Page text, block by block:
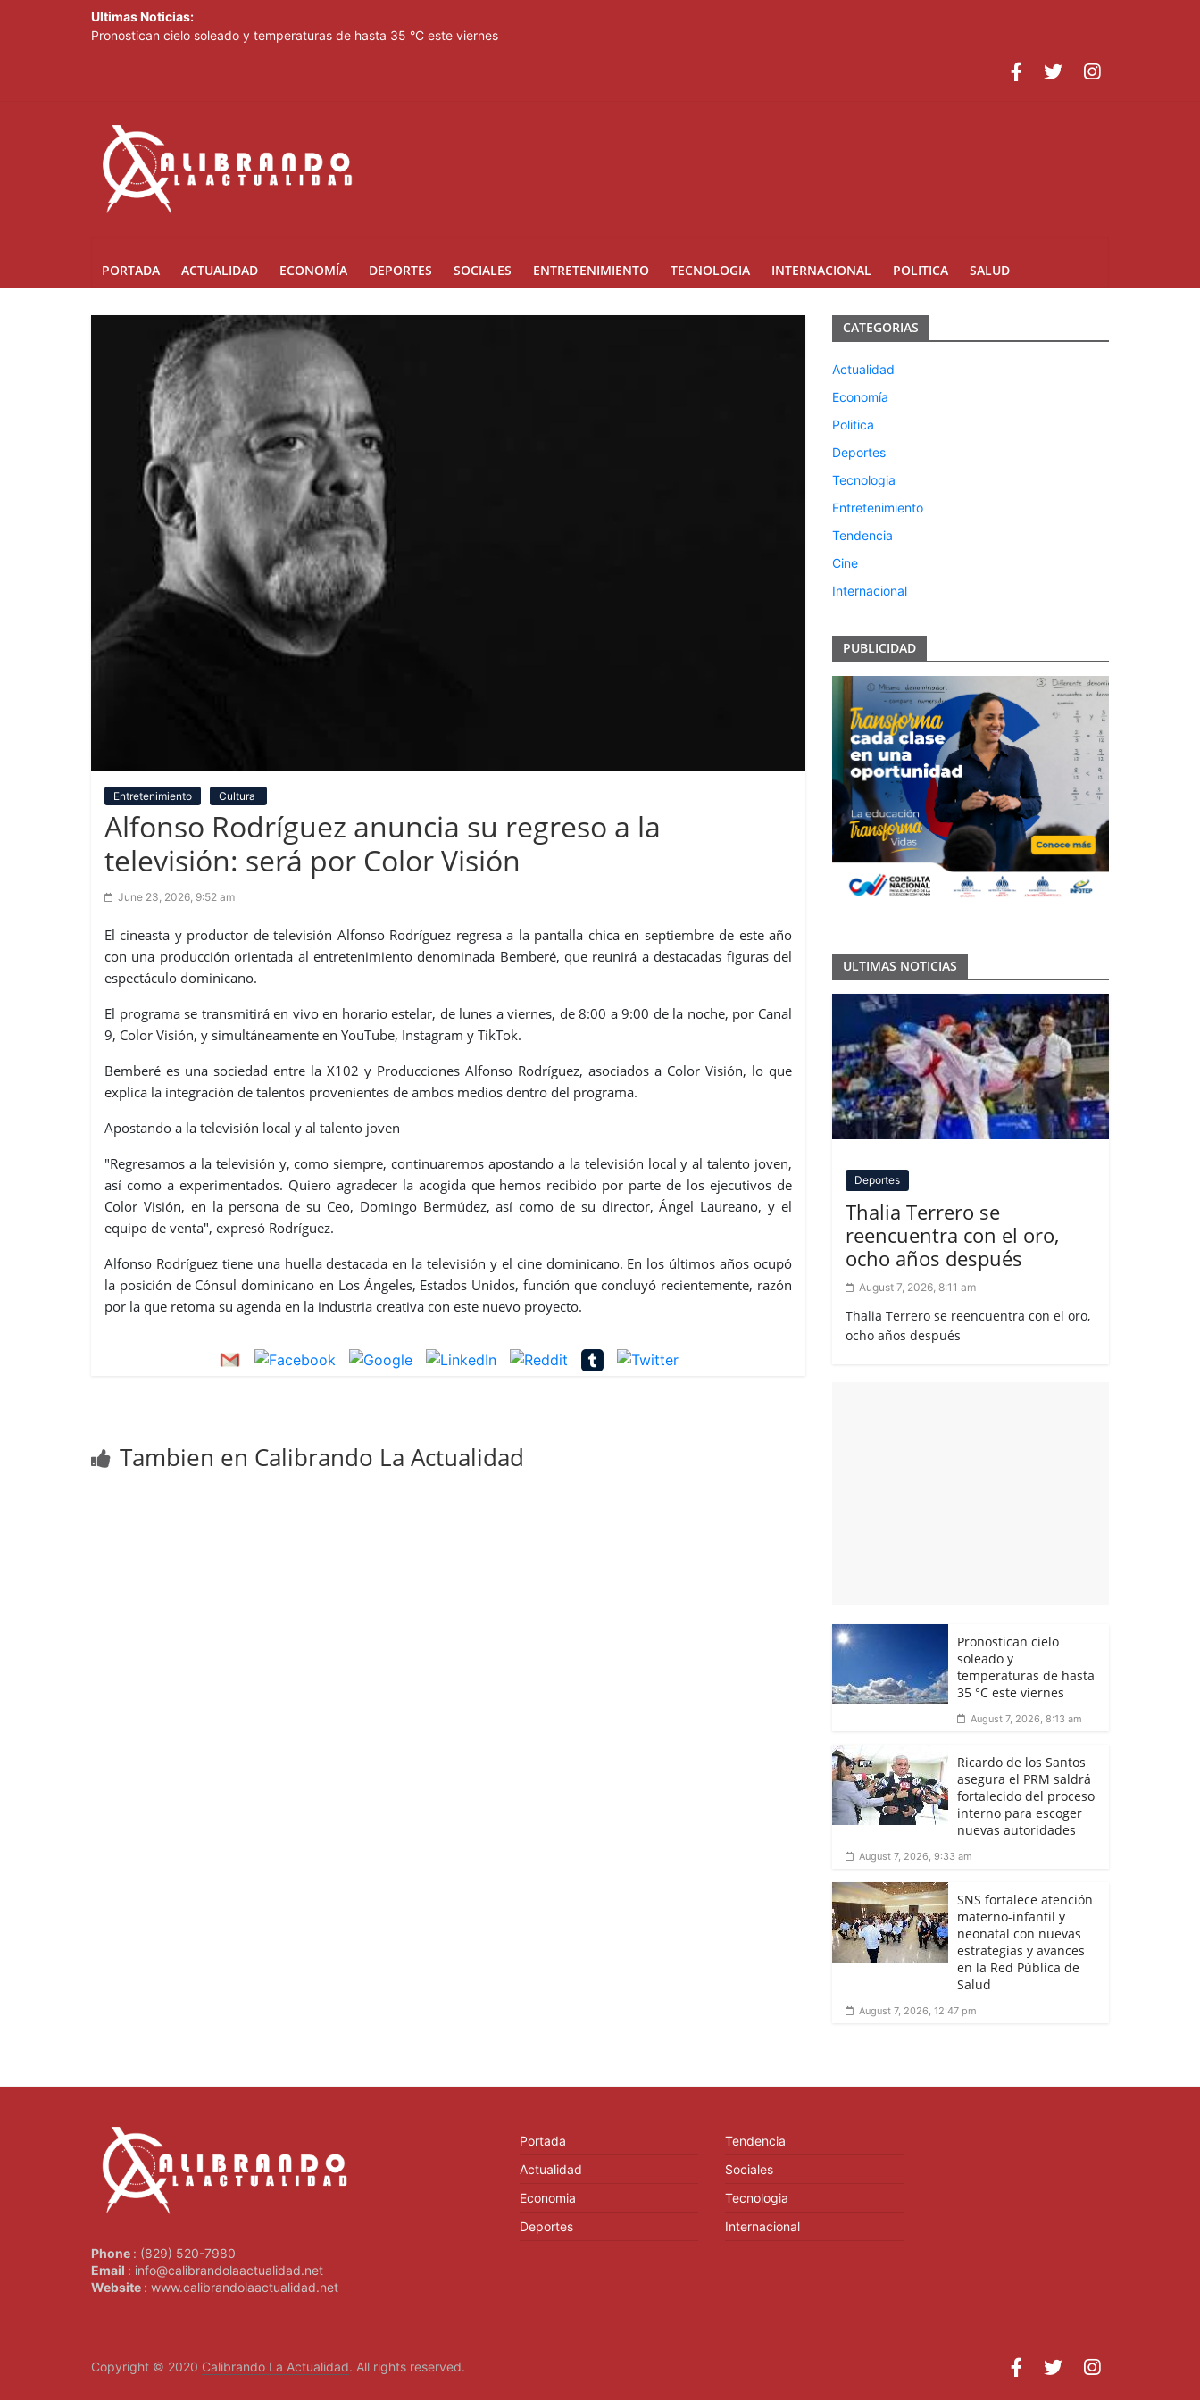
Ultimas Noticias:
Pronostican cielo soleado y temperaturas de hasta 35 °C este viernes
PORTADA ACTUALIDAD ECONOMÍA DEPORTES SOCIALES ENTRETENIMIENTO TECNOLOGIA INTERNACIONAL POLITICA SALUD
Entretenimiento Cultura
Alfonso Rodríguez anuncia su regreso a la
televisión: será por Color Visión
June 23, 2026, 9:52 am
El cineasta y productor de televisión Alfonso Rodríguez regresa a la pantalla chica en septiembre de este año
con una producción orientada al entretenimiento denominada Bemberé, que reunirá a destacadas figuras del
espectáculo dominicano.
El programa se transmitirá en vivo en horario estelar, de lunes a viernes, de 8:00 a 9:00 de la noche, por Canal
9, Color Visión, y simultáneamente en YouTube, Instagram y TikTok.
Bemberé es una sociedad entre la X102 y Producciones Alfonso Rodríguez, asociados a Color Visión, lo que
explica la integración de talentos provenientes de ambos medios dentro del programa.
Apostando a la televisión local y al talento joven
"Regresamos a la televisión y, como siempre, continuaremos apostando a la televisión local y al talento joven,
así como a experimentados. Quiero agradecer la acogida que hemos recibido por parte de los ejecutivos de
Color Visión, en la persona de su Ceo, Domingo Bermúdez, así como de su director, Ángel Laureano, y el
equipo de venta", expresó Rodríguez.
Alfonso Rodríguez tiene una huella destacada en la televisión y el cine dominicano. En los últimos años ocupó
la posición de Cónsul dominicano en Los Ángeles, Estados Unidos, función que concluyó recientemente, razón
por la que retoma su agenda en la industria creativa con este nuevo proyecto.
Tambien en Calibrando La Actualidad
CATEGORIAS
Actualidad
Economía
Politica
Deportes
Tecnologia
Entretenimiento
Tendencia
Cine
Internacional
PUBLICIDAD
ULTIMAS NOTICIAS
Deportes
Thalia Terrero se
reencuentra con el oro,
ocho años después
August 7, 2026, 8:11 am
Thalia Terrero se reencuentra con el oro,
ocho años después
Pronostican cielo
soleado y
temperaturas de hasta
35 °C este viernes
August 7, 2026, 8:13 am
Ricardo de los Santos
asegura el PRM saldrá
fortalecido del proceso
interno para escoger
nuevas autoridades
August 7, 2026, 9:33 am
SNS fortalece atención
materno-infantil y
neonatal con nuevas
estrategias y avances
en la Red Pública de
Salud
August 7, 2026, 12:47 pm
Phone : (829) 520-7980
Email : info@calibrandolaactualidad.net
Website : www.calibrandolaactualidad.net
Portada
Actualidad
Economia
Deportes
Tendencia
Sociales
Tecnologia
Internacional
Copyright © 2020 Calibrando La Actualidad. All rights reserved.